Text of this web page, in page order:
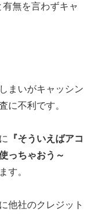
無を言わずキャ
まいがキャッシン
に不利です。
『そういえばアコ
っちゃおう～
す。
他社のクレジット